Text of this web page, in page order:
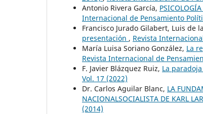
Antonio Rivera García,
Internacional de Pensamiento
Francisco Jurado Gilabert, Luis de
presentación , Revista
María Luisa Soriano González, La
Revista Internacional de
F. Javier Blázquez Ruiz, La
Vol. 17 (2022)
Dr. Carlos Aguilar Blanc, LA
NACIONALSOCIALISTA DE KARL
(2014)